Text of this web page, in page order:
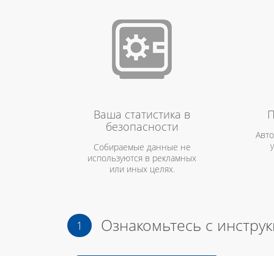
Ваша статистика в
безопасности
Собираемые данные не
используются в рекламных
или иных целях.
Ознакомьтесь с